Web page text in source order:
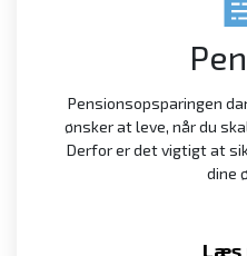
Pensionsopsparingen
ønsker at leve, når du
Derfor er det vigtigt at
dine
Læs